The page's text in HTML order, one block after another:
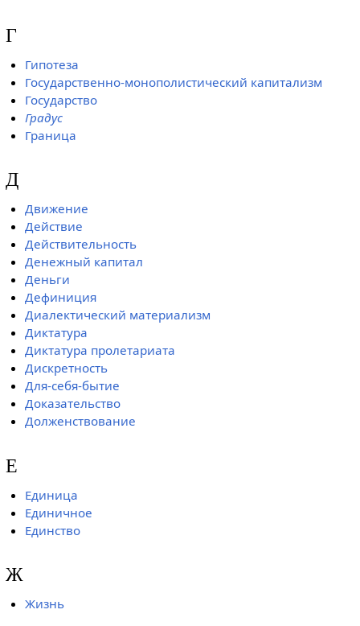
Г
Гипотеза
Государственно-монополистический капитализм
Государство
Градус
Граница
Д
Движение
Действие
Действительность
Денежный капитал
Деньги
Дефиниция
Диалектический материализм
Диктатура
Диктатура пролетариата
Дискретность
Для-себя-бытие
Доказательство
Долженствование
Е
Единица
Единичное
Единство
Ж
Жизнь